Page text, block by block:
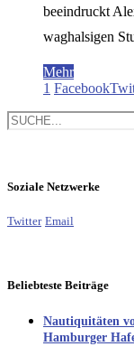
beeindruckt
waghalsigen
Mehr
1 Facebook
Soziale Netzwerke
Twitter Email
Beliebteste Beiträge
Nautiquitäten
Hamburger